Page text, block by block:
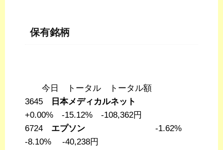
保有銘柄
今日 トータル トータル額
3645
日本メディカルネット
+0.00% -15.12% -108,362円
6724 エプソン -1.62%
-8.10% -40,238円